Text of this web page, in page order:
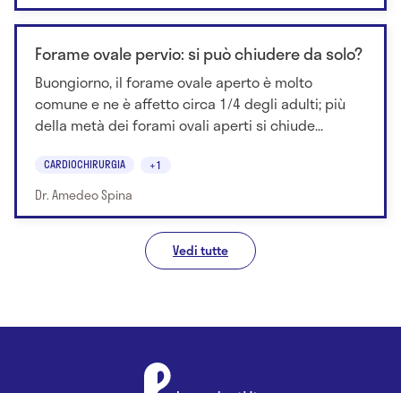
Forame ovale pervio: si può chiudere da solo?
Buongiorno, il forame ovale aperto è molto
comune e ne è affetto circa 1/4 degli adulti; più
della metà dei forami ovali aperti si chiude...
CARDIOCHIRURGIA +1
Dr. Amedeo Spina
Vedi tutte